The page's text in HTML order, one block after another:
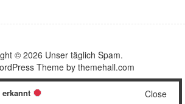
© 2026 Unser täglich Spam.
Theme by themehall.com
Close